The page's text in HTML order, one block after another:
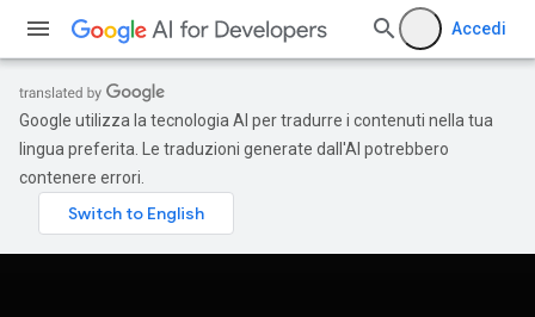
Accedi
Google utilizza la tecnologia AI per tradurre i contenuti nella tua
lingua preferita. Le traduzioni generate dall'AI potrebbero
contenere errori.